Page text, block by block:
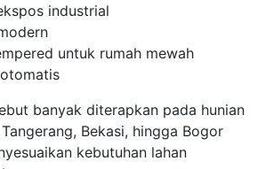
industrial
untuk rumah mewah
banyak diterapkan pada hunian
Bekasi, hingga Bogor
kebutuhan lahan